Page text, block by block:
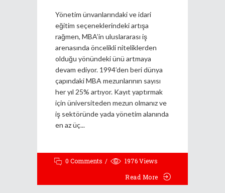
Yönetim ünvanlarındaki ve idari
eğitim seçeneklerindeki artışa
rağmen, MBA’in uluslararası iş
arenasında öncelikli niteliklerden
olduğu yönündeki ünü artmaya
devam ediyor. 1994’den beri dünya
çapındaki MBA mezunlarının sayısı
her yıl 25% artıyor. Kayıt yaptırmak
için üniversiteden mezun olmanız ve
iş sektöründe yada yönetim alanında
en az üç
0 Comments 1976Views
Read More